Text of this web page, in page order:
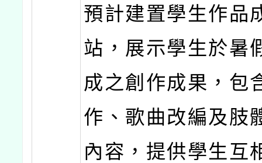
預計建置學生作品
站，展示學生於暑
成之創作成果，包
作、歌曲改編及肢
內容，提供學生互